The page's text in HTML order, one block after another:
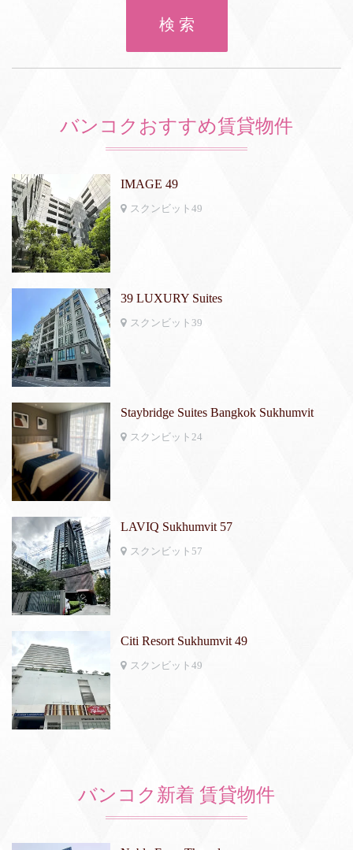
検 索
バンコクおすすめ賃貸物件
IMAGE 49
スクンビット49
39 LUXURY Suites
スクンビット39
Staybridge Suites Bangkok Sukhumvit
スクンビット24
LAVIQ Sukhumvit 57
スクンビット57
Citi Resort Sukhumvit 49
スクンビット49
バンコク新着 賃貸物件